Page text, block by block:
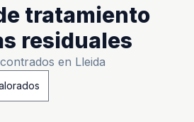
tratamiento
residuales
en Lleida